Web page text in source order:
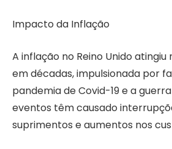
Impacto da Inflação
A inflação no Reino Unido atingiu
em décadas, impulsionada por
pandemia de Covid-19 e a
eventos têm causado
suprimentos e aumentos nos